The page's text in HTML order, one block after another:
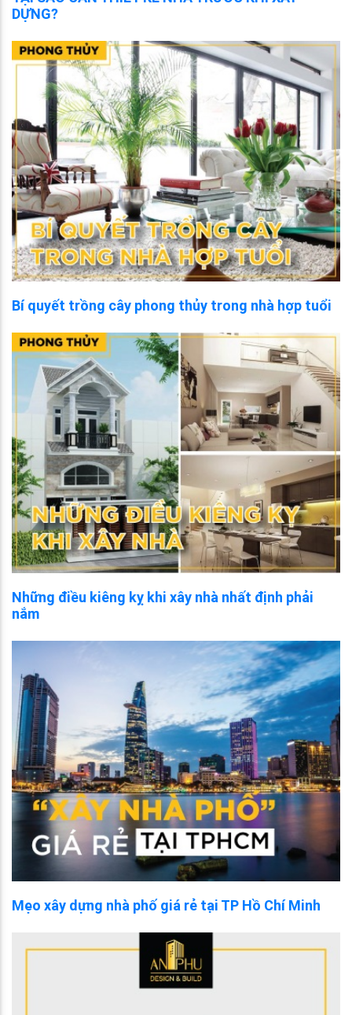
DỰNG?
Bí quyết trồng cây phong thủy trong nhà hợp tuổi
Những điều kiêng kỵ khi xây nhà nhất định phải
nắm
Mẹo xây dựng nhà phố giá rẻ tại TP Hồ Chí Minh